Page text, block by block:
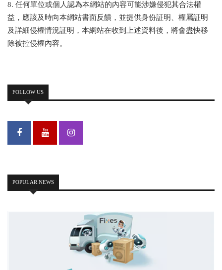
8. 任何單位或個人認為本網站的內容可能涉嫌侵犯其合法權
益，應該及時向本網站書面反饋，並提供身份証明、權屬証明
及詳細侵權情況証明，本網站在收到上述資料後，將會盡快移
除被控侵權內容。
FOLLOW US
POPULAR NEWS